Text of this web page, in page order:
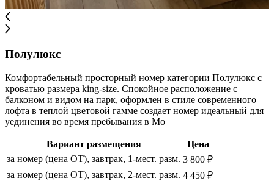
Полулюкс
Комфортабельный просторный номер категории Полулюкс с
кроватью размера king-size. Спокойное расположение с
балконом и видом на парк, оформлен в стиле современного
лофта в теплой цветовой гамме создает номер идеальный для
уединения во время пребывания в Мо
Вариант размещения
Цена
за номер (цена ОТ), завтрак, 1-мест. разм. 3 800 ₽
за номер (цена ОТ), завтрак, 2-мест. разм. 4 450 ₽